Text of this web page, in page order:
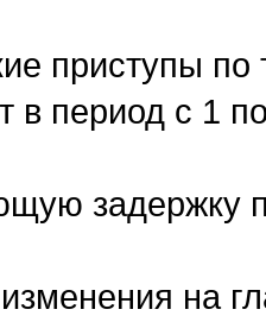
приступы
в период с 1
задержку
на